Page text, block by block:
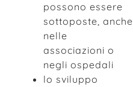
possono essere
sottoposte, anche
nelle
associazioni o
negli ospedali
lo sviluppo